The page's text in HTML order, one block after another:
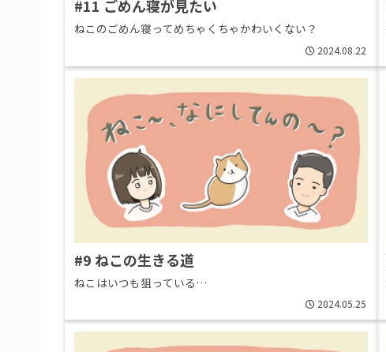
#11 ごめん寝が見たい
ねこのごめん寝ってめちゃくちゃかわいくない？
2024.08.22
#9 ねこの生きる道
ねこはいつも狙っている…
2024.05.25